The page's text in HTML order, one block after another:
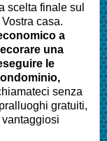
scelta finale sul
casa.
a
una
le
senza
gratuiti,